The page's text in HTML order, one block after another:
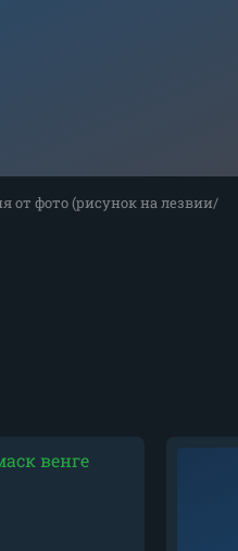
от фото (рисунок на лезвии/
венге